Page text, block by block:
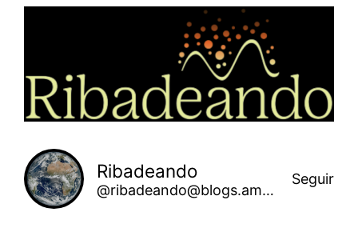
Ribadeando
@ribadeando@blogs.amarinha.gal
Seguir